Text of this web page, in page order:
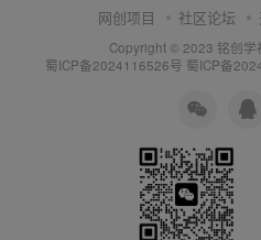
网创项目 社区论坛
Copyright © 2023 铭创学
蜀ICP备2024116526号 蜀ICP备